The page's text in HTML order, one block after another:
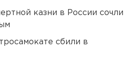
казни в России сочли
сбили в